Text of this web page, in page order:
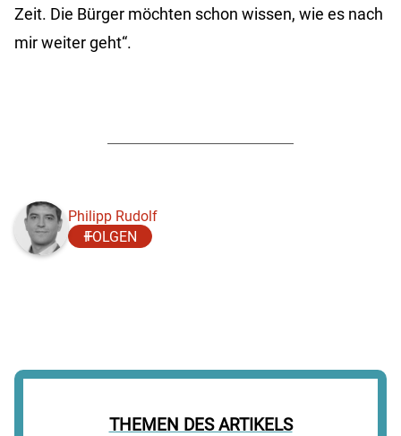
THEMEN DES ARTIKELS
Zeit. Die Bürger möchten schon wissen, wie es nach
mir weiter geht“.
Philipp Rudolf
FOLGEN